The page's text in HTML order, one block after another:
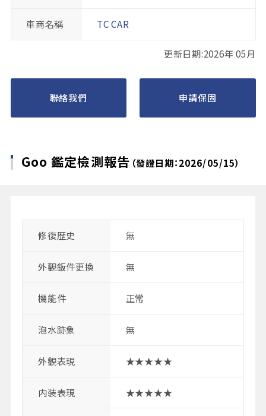
車商名稱 TC CAR
更新日期:2026年 05月
聯絡我們 申請保固
Goo 鑑定檢測報告 （發證日期：2026/05/15）
修復歴史 無
外觀鈑件更換 無
機能件 正常
泡水跡象 無
外觀表現 ★★★★★
内装表現 ★★★★★